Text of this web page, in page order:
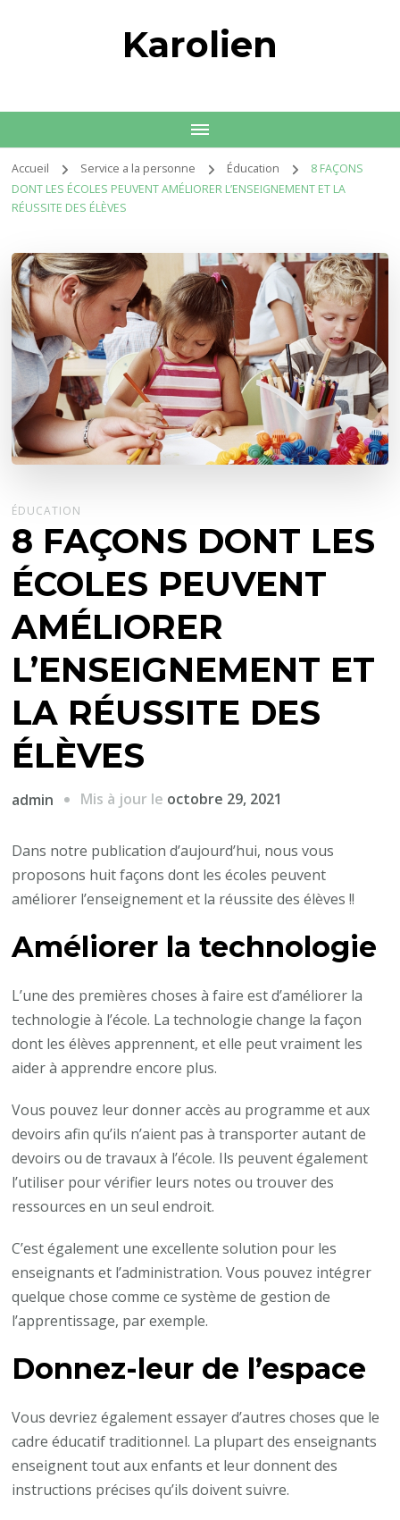
Karolien
Accueil Service a la personne Éducation
8 FAÇONS
DONT LES ÉCOLES PEUVENT AMÉLIORER L’ENSEIGNEMENT ET LA
RÉUSSITE DES ÉLÈVES
ÉDUCATION
8 FAÇONS DONT LES
ÉCOLES PEUVENT
AMÉLIORER
L’ENSEIGNEMENT ET
LA RÉUSSITE DES
ÉLÈVES
admin Mis à jour le octobre 29, 2021
Dans notre publication d’aujourd’hui, nous vous
proposons huit façons dont les écoles peuvent
améliorer l’enseignement et la réussite des élèves !!
Améliorer la technologie
L’une des premières choses à faire est d’améliorer la
technologie à l’école. La technologie change la façon
dont les élèves apprennent, et elle peut vraiment les
aider à apprendre encore plus.
Vous pouvez leur donner accès au programme et aux
devoirs afin qu’ils n’aient pas à transporter autant de
devoirs ou de travaux à l’école. Ils peuvent également
l’utiliser pour vérifier leurs notes ou trouver des
ressources en un seul endroit.
C’est également une excellente solution pour les
enseignants et l’administration. Vous pouvez intégrer
quelque chose comme ce système de gestion de
l’apprentissage, par exemple.
Donnez-leur de l’espace
Vous devriez également essayer d’autres choses que le
cadre éducatif traditionnel. La plupart des enseignants
enseignent tout aux enfants et leur donnent des
instructions précises qu’ils doivent suivre.